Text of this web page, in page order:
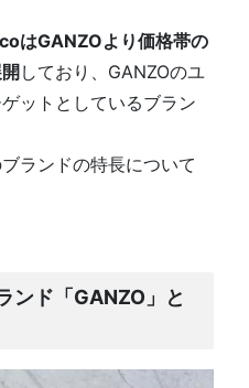
はGANZOより価格帯の
しており、GANZOのユ
ットとしているブラン
ランドの特長について
ンド「GANZO」と